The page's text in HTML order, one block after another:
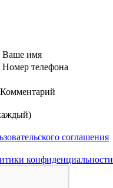
Ваше имя
Номер телефона
Комментарий
соглашения
конфиденциальности